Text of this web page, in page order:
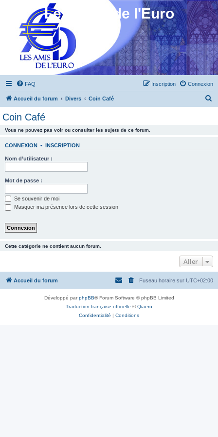
Les Amis de l'Euro
FAQ Connexion
Inscription
Accueil du forum Divers Coin Café
Coin Café
Vous ne pouvez pas voir ou consulter les sujets de ce forum.
CONNEXION • INSCRIPTION
Nom d’utilisateur :
Mot de passe :
Se souvenir de moi
Masquer ma présence lors de cette session
Cette catégorie ne contient aucun forum.
Aller
Accueil du forum Fuseau horaire sur UTC+02:00
Développé parphpBB® Forum Software © phpBB Limited
Traduction française officielle ©Qiaeru
Confidentialité | Conditions